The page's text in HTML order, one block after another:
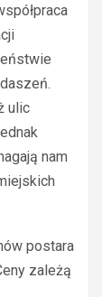
ulic
nam
postara
zależą